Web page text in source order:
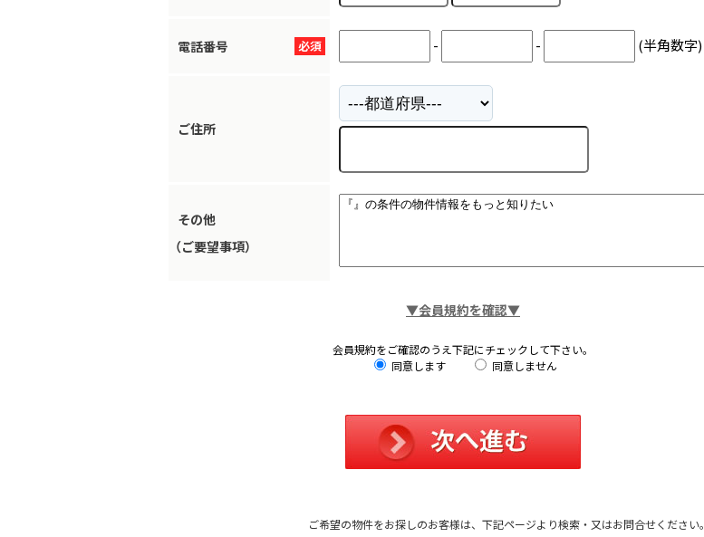
必須
電話番号 - - (半角数字)
ご住所
その他
（ご要望事項）
▼会員規約を確認▼
会員規約をご確認のうえ下記にチェックして下さい。
同意します
同意しません
ご希望の物件をお探しのお客様は、下記ページより検索・又はお問合せください。